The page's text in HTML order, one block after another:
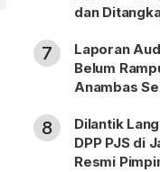
dan
7
Laporan
Belum
Anambas
8
Dilantik
DPP PJS di
Resmi